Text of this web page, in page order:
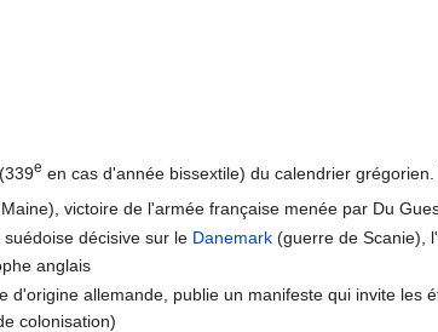
e en cas d'année bissextile) du calendrier
victoire de l'armée française menée par Du
suédoise décisive sur le Danemark (guerre de Scanie),
anglais
d'origine allemande, publie un manifeste qui invite les
colonisation)